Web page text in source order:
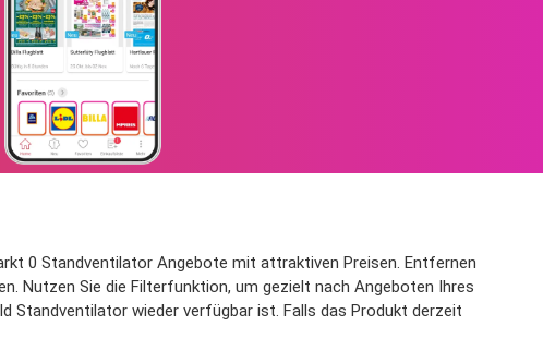
0 Standventilator Angebote mit attraktiven Preisen. Entfernen
Nutzen Sie die Filterfunktion, um gezielt nach Angeboten Ihres
Standventilator wieder verfügbar ist. Falls das Produkt derzeit